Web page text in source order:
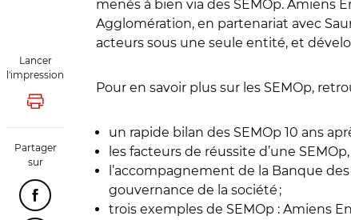
Lancer
l'impression
Lancer l'impression
Partager
sur
Partager cette page sur Facebook
menés à bien via des SEMOp. Amiens
Agglomération, en partenariat avec
acteurs sous une seule entité, et
Pour en savoir plus sur les SEMOp,
un rapide bilan des SEMOp 10 ans
les facteurs de réussite d’une
l’accompagnement de la Banque
gouvernance de la société ;
trois exemples de SEMOp : Amiens